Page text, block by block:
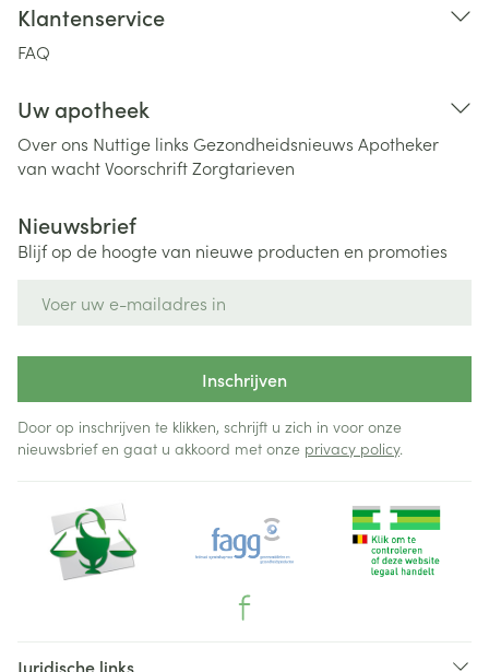
Klantenservice
FAQ
Uw apotheek
Over ons Nuttige links Gezondheidsnieuws Apotheker
van wachtVoorschriftZorgtarieven
Nieuwsbrief
Blijf op de hoogte van nieuwe producten en promoties
Inschrijven
Door op inschrijven te klikken, schrijft u zich in voor onze
nieuwsbrief en gaat u akkoord met onze privacy policy.
Juridische links